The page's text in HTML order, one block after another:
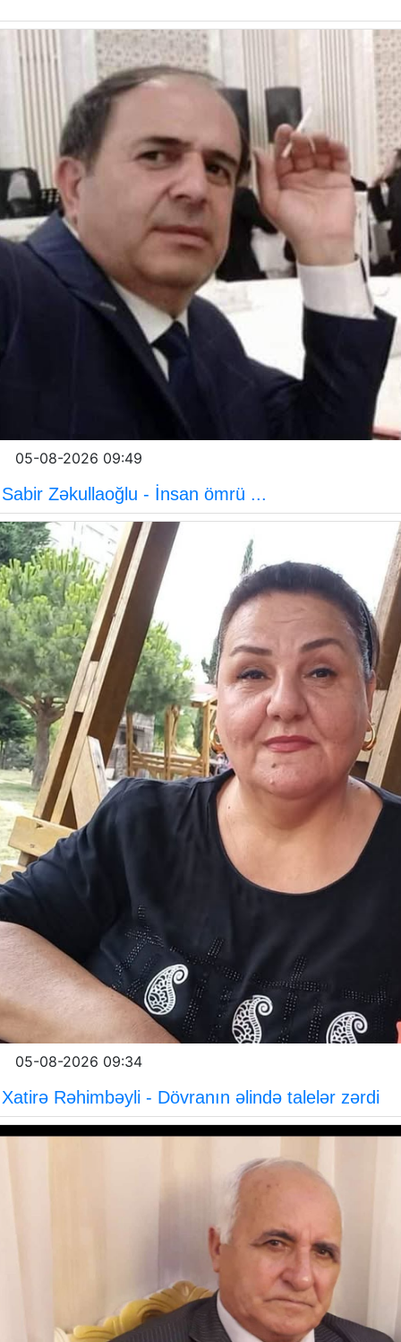
05-08-2026 09:49
Sabir Zəkullaoğlu - İnsan ömrü ...
05-08-2026 09:34
Xatirə Rəhimbəyli - Dövranın əlində talelər zərdi